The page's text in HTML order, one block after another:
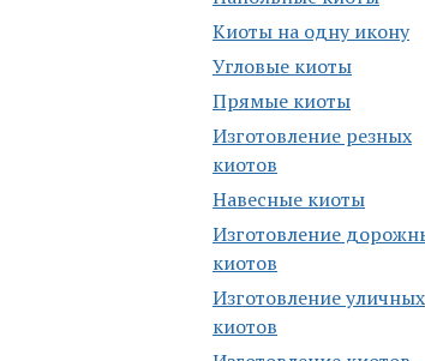
Киоты на одну икону
Угловые киоты
Прямые киоты
Изготовление резных
киотов
Навесные киоты
Изготовление
киотов
Изготовление уличных
киотов